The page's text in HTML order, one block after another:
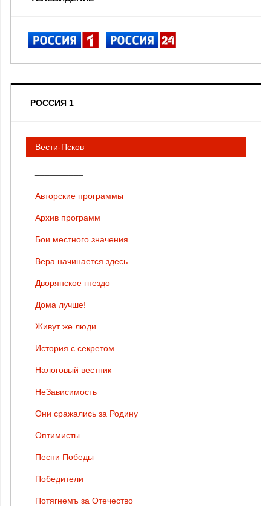
РОССИЯ 1
Вести-Псков
Авторские программы
Архив программ
Бои местного значения
Вера начинается здесь
Дворянское гнездо
Дома лучше!
Живут же люди
История с секретом
Налоговый вестник
НеЗависимость
Они сражались за Родину
Оптимисты
Песни Победы
Победители
Потягнемъ за Отечество